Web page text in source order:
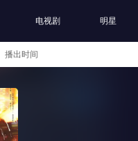
电视剧 明星
播出时间